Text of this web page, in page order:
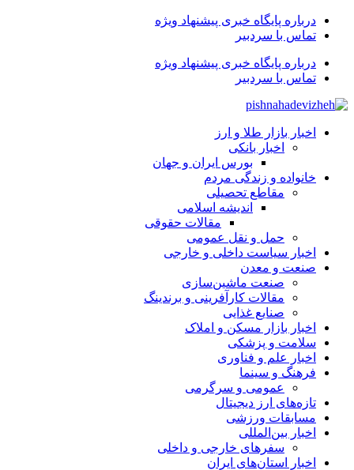
درباره پایگاه خبری پیشنهاد ویژه
تماس با سردبیر
درباره پایگاه خبری پیشنهاد ویژه
تماس با سردبیر
اخبار بازار طلا و ارز
اخبار بانکی
بورس ایران و جهان
خانواده و زندگی مردم
مقاطع تحصیلی
اندیشه اسلامی
مقالات حقوقی
حمل و نقل عمومی
اخبار سیاست داخلی و خارجی
صنعت و معدن
صنعت ماشین‌سازی
مقالات کارآفرینی و برندینگ
صنایع غذایی
اخبار بازار مسکن و املاک
سلامت و پزشکی
اخبار علم و فناوری
فرهنگ و سینما
عمومی و سرگرمی
تازه‌های ارز دیجیتال
مسابقات ورزشی
اخبار بین‌المللی
سفرهای خارجی و داخلی
اخبار استان‌های ایران